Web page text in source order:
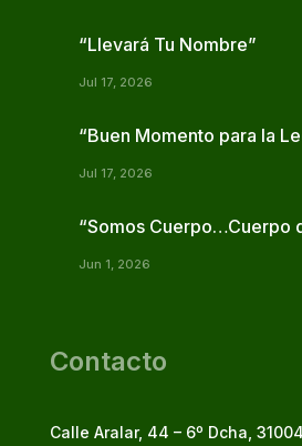
“Llevará Tu Nombre”
Jul 17, 2026
“Buen Momento para la
Jul 17, 2026
“Somos Cuerpo…Cuerpo
Jun 1, 2026
Contacto
Calle Aralar, 44 – 6º Dcha,